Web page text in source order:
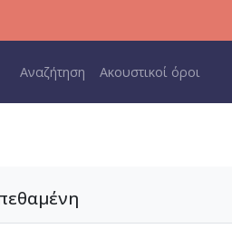
Main navigation
Αναζήτηση Ακουστικοί όροι